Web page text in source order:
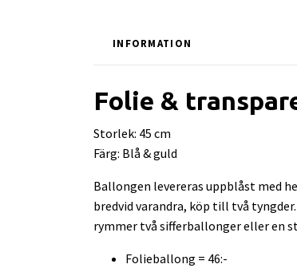
INFORMATION
Folie &
Storlek: 45 cm
Färg: Blå & guld
Ballongen levereras uppblåst med
bredvid varandra, köp till två
rymmer två sifferballonger eller en
Folieballong = 46:-